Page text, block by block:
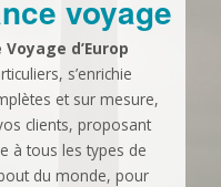
voyage
Voyage d’Europ
s’enrichie
et sur mesure,
clients, proposant
à tous les types de
du monde, pour